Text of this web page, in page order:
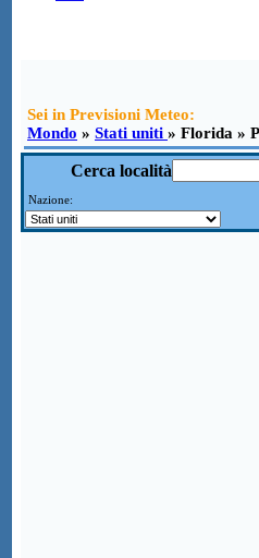
Sei in Previsioni Meteo:
Mondo » Stati uniti » Florida »
Cerca località
Nazione: